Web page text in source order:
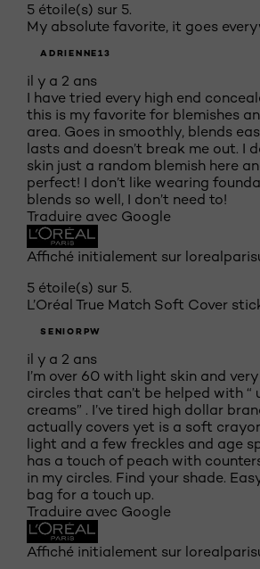
5 étoile(s) sur 5.
My absolute favorite, it goes
ADRIENNE13
il y a 2 ans
I have tried every high end
this is my favorite for blemishes
area. Goes in smoothly, blends
lasts and doesn’t break me out. I
skin just a random blemish here
perfect! I don’t like wearing
blends so well, I don’t need to!
Traduire avec Google
Affiché initialement sur
5 étoile(s) sur 5.
L’Oréal True Match Soft Cover
SENIORPW
il y a 2 ans
I’m over 60 with light skin and
circles that can’t be helped with “
creams” . I’ve tired high dollar
actually covers yet is a soft
light and a few freckles and age
has a touch of peach with
in my circles. Find your shade.
bag for a touch up.
Traduire avec Google
Affiché initialement sur